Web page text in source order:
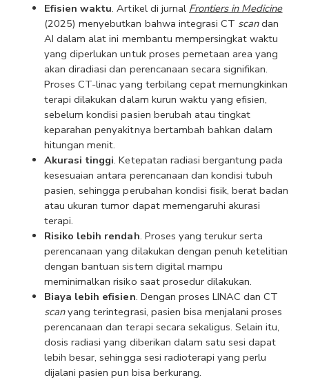
Efisien waktu. Artikel di jurnal Frontiers in Medicine
(2025) menyebutkan bahwa integrasi CT scan dan
AI dalam alat ini membantu mempersingkat waktu
yang diperlukan untuk proses pemetaan area yang
akan diradiasi dan perencanaan secara signifikan.
Proses CT-linac yang terbilang cepat memungkinkan
terapi dilakukan dalam kurun waktu yang efisien,
sebelum kondisi pasien berubah atau tingkat
keparahan penyakitnya bertambah bahkan dalam
hitungan menit.
Akurasi tinggi. Ketepatan radiasi bergantung pada
kesesuaian antara perencanaan dan kondisi tubuh
pasien, sehingga perubahan kondisi fisik, berat badan
atau ukuran tumor dapat memengaruhi akurasi
terapi.
Risiko lebih rendah. Proses yang terukur serta
perencanaan yang dilakukan dengan penuh ketelitian
dengan bantuan sistem digital mampu
meminimalkan risiko saat prosedur dilakukan.
Biaya lebih efisien
scan yang terintegrasi, pasien bisa menjalani proses
perencanaan dan terapi secara sekaligus. Selain itu,
dosis radiasi yang diberikan dalam satu sesi dapat
lebih besar, sehingga sesi radioterapi yang perlu
dijalani pasien pun bisa berkurang.